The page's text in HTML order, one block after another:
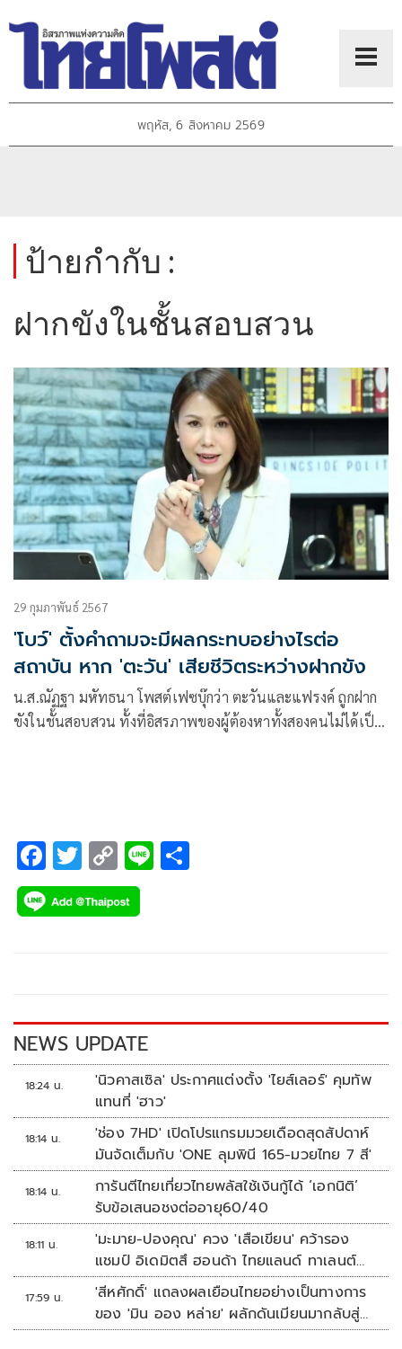
พฤหัส, 6 สิงหาคม 2569
ป้ายกำกับ :
ฝากขังในชั้นสอบสวน
29 กุมภาพันธ์ 2567
'โบว์' ตั้งคำถามจะมีผลกระทบอย่างไรต่อ
สถาบัน หาก 'ตะวัน' เสียชีวิตระหว่างฝากขัง
น.ส.ณัฏฐา มหัทธนา โพสต์เฟซบุ๊กว่า ตะวันและแฟรงค์ ถูกฝาก
ขังในชั้นสอบสวน ทั้งที่อิสรภาพของผู้ต้องหาทั้งสองคนไม่ได้เป็น
F
ac
e
k
T
wi
tt
C
o
p
k
Li
NEWS UPDATE
18:24 น.
'นิวคาสเซิล' ประกาศแต่งตั้ง 'ไยส์เลอร์' คุมทัพ
แทนที่ 'ฮาว'
18:14 น.
'ช่อง 7HD' เปิดโปรแกรมมวยเดือดสุดสัปดาห์
มันจัดเต็มกับ 'ONE ลุมพินี 165-มวยไทย 7 สี'
18:14 น.
การันตีไทยเที่ยวไทยพลัสใช้เงินกู้ได้ ‘เอกนิติ’
รับข้อเสนอชงต่ออายุ60/40
18:11 น.
'มะมาย-ปองคุณ' ควง 'เสือเขียน' คว้ารอง
แชมป์ อิเดมิตสึ ฮอนด้า ไทยแลนด์ ทาเลนต์
คัพ สนาม 3
17:59 น.
'สีหศักดิ์' แถลงผลเยือนไทยอย่างเป็นทางการ
ของ 'มิน ออง หล่าย' ผลักดันเมียนมากลับสู่
อาเซียน